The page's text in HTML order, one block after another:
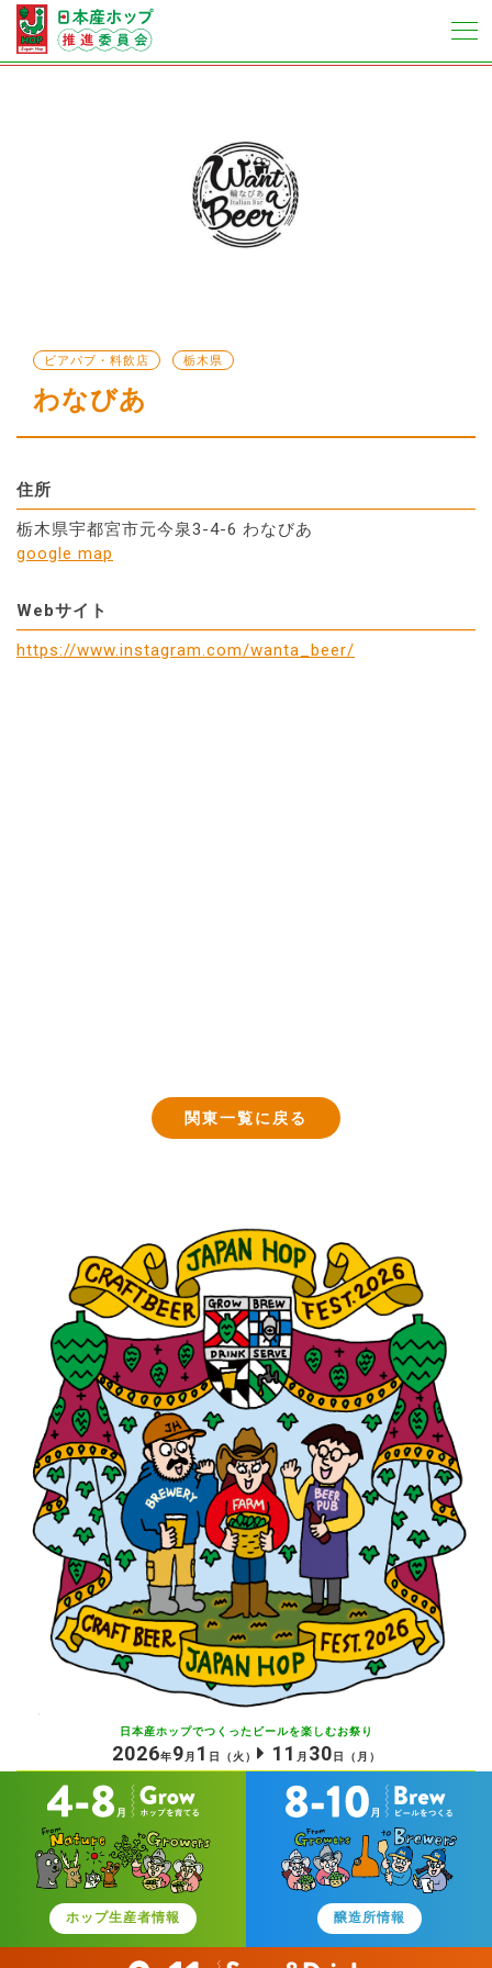
ビアパブ・料飲店 栃木県
わなびあ
住所
栃木県宇都宮市元今泉3-4-6 わなびあ
google map
Webサイト
https://www.instagram.com/wanta_beer/
関東一覧に戻る
日本産ホップでつくったビールを楽しむお祭り
2026年9 月 1 日 （火） 11 月 30 日 （月）
ホップ生産者情報 醸造所情報